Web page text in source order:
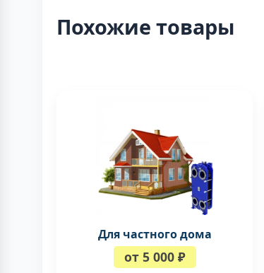
Похожие товары
Для частного дома
от 5 000 ₽